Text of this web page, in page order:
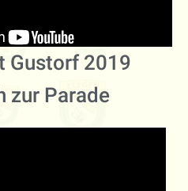
Gustorf 2019
zur Parade